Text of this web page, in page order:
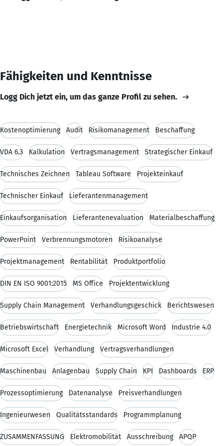
Fähigkeiten und Kenntnisse
Logg Dich jetzt ein, um das ganze Profil zu sehen.
Kostenoptimierung Audit Risikomanagement Beschaffung
VDA 6.3 Kalkulation Vertragsmanagement Strategischer Einkauf
Technisches Zeichnen Tableau Software Projekteinkauf
Technischer Einkauf Lieferantenmanagement
Einkaufsorganisation Lieferantenevaluation Materialbeschaffung
PowerPoint Verbrennungsmotoren Risikoanalyse
Projektmanagement Rentabilität Produktportfolio
DIN EN ISO 9001:2015 MS Office Projektentwicklung
Supply Chain Management Verhandlungsgeschick Berichtswesen
Betriebswirtschaft Energietechnik Microsoft Word Industrie 4.0
Microsoft Excel Verhandlung Vertragsverhandlungen
Maschinenbau Anlagenbau Supply Chain KPI Dashboards ERP
Prozessoptimierung Datenanalyse Preisverhandlungen
Ingenieurwesen Qualitätsstandards Programmplanung
ZUSAMMENFASSUNG Elektromobilität Ausschreibung APQP